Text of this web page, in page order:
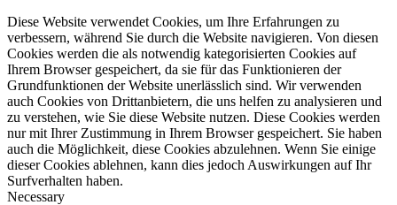
Diese Website verwendet Cookies, um Ihre Erfahrungen zu
verbessern, während Sie durch die Website navigieren. Von diesen
Cookies werden die als notwendig kategorisierten Cookies auf
Ihrem Browser gespeichert, da sie für das Funktionieren der
Grundfunktionen der Website unerlässlich sind. Wir verwenden
auch Cookies von Drittanbietern, die uns helfen zu analysieren und
zu verstehen, wie Sie diese Website nutzen. Diese Cookies werden
nur mit Ihrer Zustimmung in Ihrem Browser gespeichert. Sie haben
auch die Möglichkeit, diese Cookies abzulehnen. Wenn Sie einige
dieser Cookies ablehnen, kann dies jedoch Auswirkungen auf Ihr
Surfverhalten haben.
Necessary